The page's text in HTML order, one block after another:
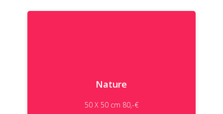
Nature
50 X 50 cm 80,-€